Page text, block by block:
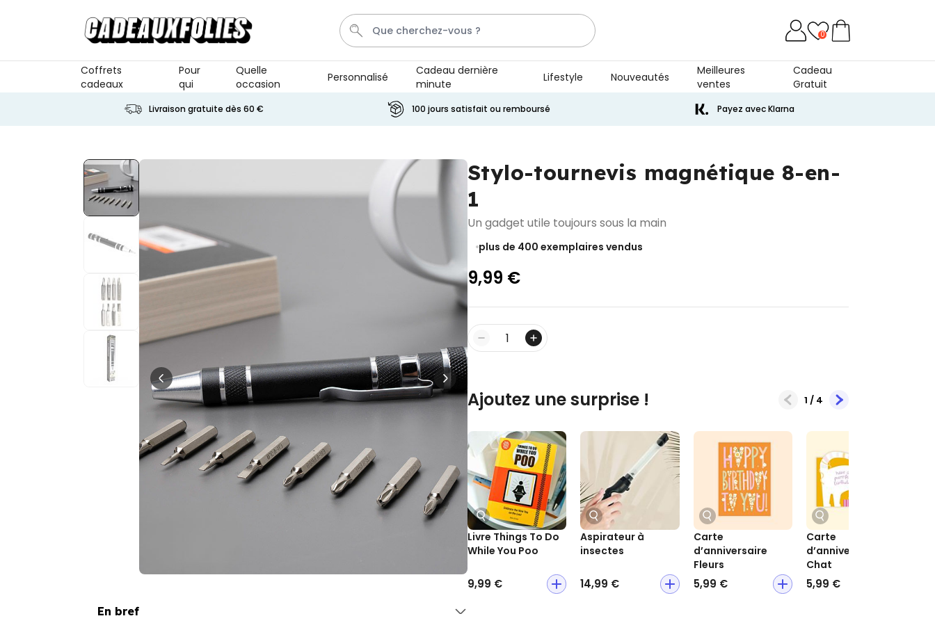
Penis
Tablier de cuisine
personnalisé Édition limitée plus de
2.400
29,99 €
Personnalisable
Chaussettes personnalisées
19,99 €
Personnalisable
Porte-clés mural personnalisé
avec photo et texte
24,99 €
Personnalisable
Verre Aperol Spritz
19.400
Personnalisable
Chaussettes personnalisées
avec votre animal de
compagnie
plus de
14.000
exemplaires
vendus
0
Coffrets
cadeaux
Pour
qui
Quelle
occasion
Personnalisé
Cadeau dernière
minute
Lifestyle Nouveautés
Meilleures
ventes
Cadeau
Gratuit
Livraison gratuite dès 60 € 100 jours satisfait ou remboursé Payez avec Klarna
En bref
Stylo-tournevis magnétique 8-en-
1
Un gadget utile toujours sous la main
plus de 400 exemplaires vendus
9,99 €
Quantité
Ajoutez une surprise ! 1 / 4
Livre Things To Do
While You Poo
9,99 €
Aspirateur à
insectes
14,99 €
Carte
d’anniversaire
Fleurs
5,99 €
Carte
d’anniversaire
Chat
5,99 €